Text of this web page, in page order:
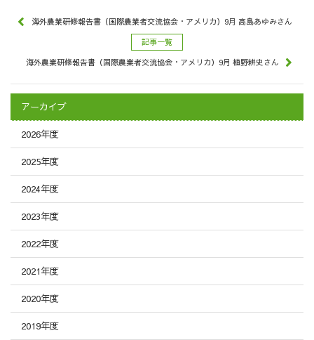
海外農業研修報告書（国際農業者交流協会・アメリカ）9月 高島あゆみさん
記事一覧
海外農業研修報告書（国際農業者交流協会・アメリカ）9月 植野耕史さん
アーカイブ
2026年度
2025年度
2024年度
2023年度
2022年度
2021年度
2020年度
2019年度